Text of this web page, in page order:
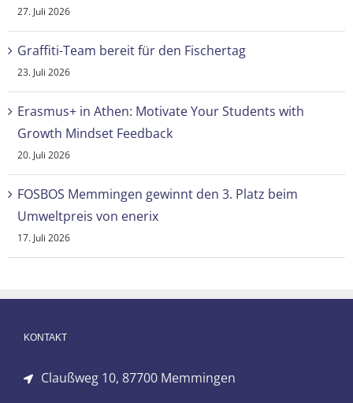
27. Juli 2026
Graffiti-Team bereit für den Fischertag
23. Juli 2026
Erasmus+ in Athen: Motivate Your Students with
Growth Mindset Feedback
20. Juli 2026
FOSBOS Memmingen gewinnt den 3. Platz beim
Umweltpreis von enerix
17. Juli 2026
KONTAKT
Claußweg 10, 87700 Memmingen